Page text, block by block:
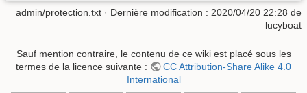
admin/protection.txt · Dernière modification : 2020/04/20 22:28 de
lucyboat
Sauf mention contraire, le contenu de ce wiki est placé sous les
termes de la licence suivante :
CC Attribution-Share Alike 4.0
International